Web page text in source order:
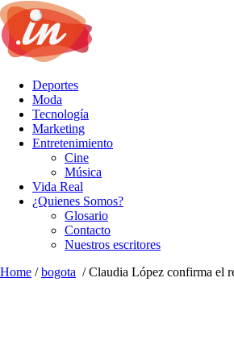
Deportes
Moda
Tecnología
Marketing
Entretenimiento
Cine
Música
Vida Real
¿Quienes Somos?
Glosario
Contacto
Nuestros escritores
Home /bogota /Claudia López confirma el